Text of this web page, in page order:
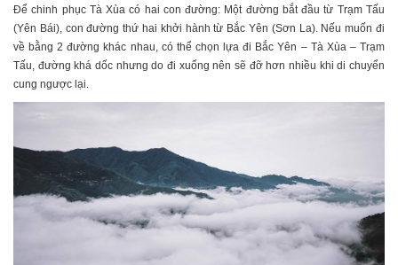
Để chinh phục Tà Xùa có hai con đường: Một đường bắt đầu từ Trạm Tấu
(Yên Bái), con đường thứ hai khởi hành từ Bắc Yên (Sơn La). Nếu muốn đi
về bằng 2 đường khác nhau, có thể chọn lựa đi Bắc Yên – Tà Xùa – Trạm
Tấu, đường khá dốc nhưng do đi xuống nên sẽ đỡ hơn nhiều khi di chuyển
cung ngược lại.